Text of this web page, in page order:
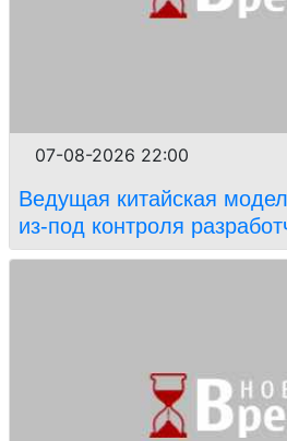
07-08-2026 22:00
Ведущая китайская
из-под контроля